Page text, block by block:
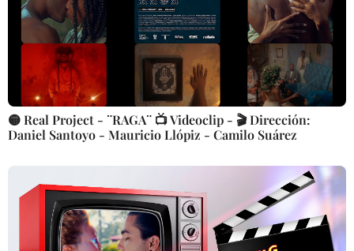
🟡 Real Project - ¨RAGA¨ 📺 Videoclip - 🎬 Dirección:
Daniel Santoyo - Mauricio Llópiz - Camilo Suárez